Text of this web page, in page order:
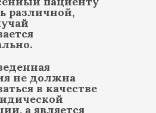
различной,
не должна
в качестве
а является